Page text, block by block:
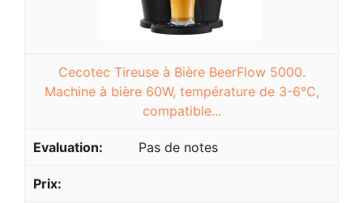
Cecotec Tireuse à Bière BeerFlow 5000.
Machine à bière 60W, température de 3-6°C,
compatible...
Pas de notes